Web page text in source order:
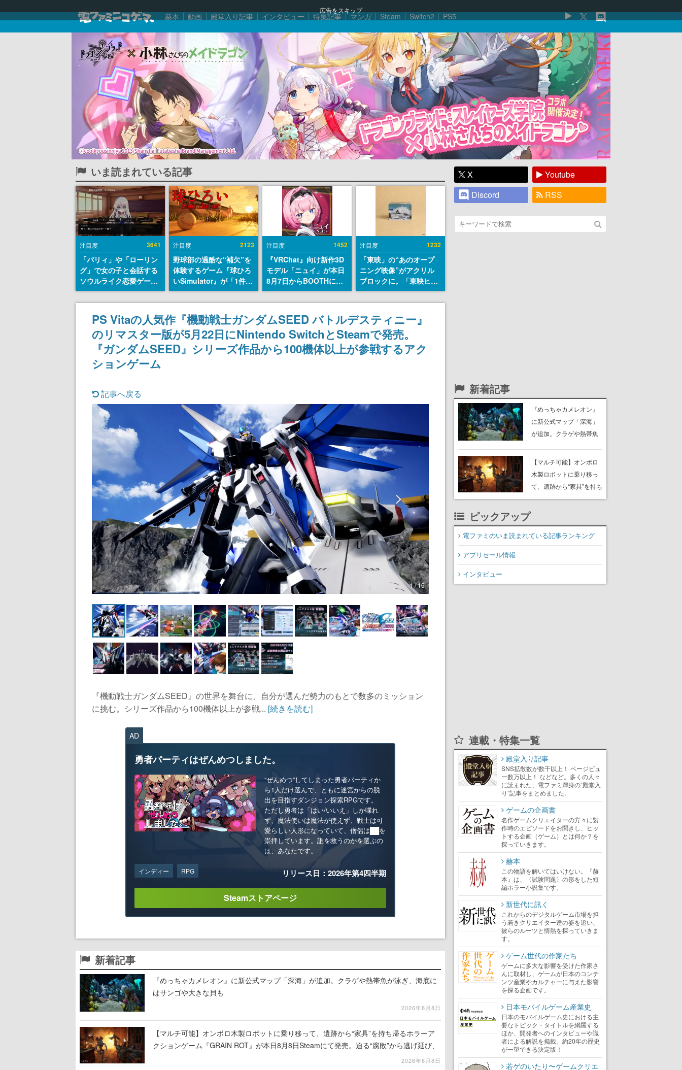
広告をスキップ
赫本 動画 殿堂入り記事 インタビュー 特集記事 マンガ Steam Switch2 PS5
いま読まれている記事
注目度 3641
「パリィ」や「ローリン
グ」で女の子と会話する
ソウルライク恋愛ゲーム
『小早川さんはソウルラ
イク』無料公開。返事に
失敗すると「YOU
DIED」
注目度 2123
野球部の過酷な“補欠”を
体験するゲーム『球ひろ
いSimulator』が「1件」
のウィッシュリストをも
とにチェコ語に対応し
SNSで話題に。『キング
ダム・カム』開発元やチ
ェコのプロ野球選手から
称賛の声
注目度 1452
『VRChat』向け新作3D
モデル「ニュイ」が本日
8月7日からBOOTHにて
発売。瞳に光る星や感情
豊かな表情が、小悪魔か
わいい
注目度 1232
「東映」の“あのオープ
ニング映像”がアクリル
ブロックに。「東映ヒス
トリカル グッズコレクシ
ョン」が8月下旬より発
PS Vitaの人気作『機動戦士ガンダムSEED バトルデスティニー』
のリマスター版が5月22日にNintendo SwitchとSteamで発売。
『ガンダムSEED』シリーズ作品から100機体以上が参戦するアク
ションゲーム
記事へ戻る
1 / 16
『機動戦士ガンダムSEED』の世界を舞台に、自分が選んだ勢力のもとで数多のミッション
に挑む。シリーズ作品から100機体以上が参戦... [続きを読む]
AD
勇者パーティはぜんめつしました。
“ぜんめつ”してしまった勇者パーティか
ら1人だけ選んで、ともに迷宮からの脱
出を目指すダンジョン探索RPGです。
ただし勇者は「はい/いいえ」しか喋れ
ず、魔法使いは魔法が使えず、戦士は可
愛らしい人形になっていて、僧侶は██を
崇拝しています。誰を救うのかを選ぶの
は、あなたです。
インディー RPG リリース日：2026年第4四半期
Steamストアページ
新着記事
『めっちゃカメレオン』に新公式マップ「深海」が追加。クラゲや熱帯魚が泳ぎ、海底に
はサンゴや大きな貝も
2026年8月8日
【マルチ可能】オンボロ木製ロボットに乗り移って、遺跡から“家具”を持ち帰るホラーア
クションゲーム『GRAIN ROT』が本日8月8日Steamにて発売。迫る“腐敗”から逃げ延び、
2026年8月8日
X
Youtube
Discord
RSS
新着記事
『めっちゃカメレオン』
に新公式マップ「深海」
が追加。クラゲや熱帯魚
や大きな貝も
【マルチ可能】オンボロ
木製ロボットに乗り移っ
て、遺跡から“家具”を持ち
帰るホラーアクションゲ
売。迫る“腐敗”から逃げ延
び、持ち帰った家具で基
ピックアップ
電ファミのいま読まれている記事ランキング
アプリセール情報
インタビュー
連載・特集一覧
殿堂入り記事
SNS拡散数が数千以上！ ページビュ
ー数万以上！ などなど。多くの人々
に読まれた、電ファミ渾身の“殿堂入
り”記事をまとめました。
ゲームの企画書
名作ゲームクリエイターの方々に製
作時のエピソードをお聞きし、ヒッ
トする企画（ゲーム）とは何か？を
探っていきます。
赫本
この物語を解いてはいけない。『赫
本』は、〈試験問題〉の形をした短
編ホラー小説集です。
新世代に訊く
これからのデジタルゲーム市場を担
う若きクリエイター達の姿を追い、
彼らのルーツと情熱を探っていきま
す。
ゲーム世代の作家たち
ゲームに多大な影響を受けた作家さ
んに取材し、ゲームが日本のコンテ
ンツ産業やカルチャーに与えた影響
を探る企画です。
日本モバイルゲーム産業史
日本のモバイルゲーム史における主
要なトピック・タイトルを網羅する
ほか、開発者へのインタビューや識
者による解説を掲載。約20年の歴史
が一望できる決定版！
若ゲのいたり〜ゲームクリエ